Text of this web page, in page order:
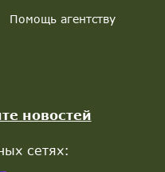
Помощь агентству
новостей
сетях: